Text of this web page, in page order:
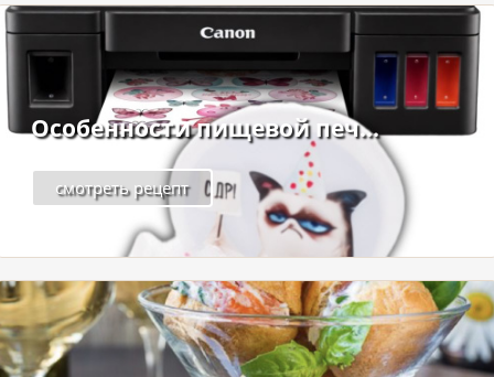
Особенности пищевой печ...
смотреть рецепт